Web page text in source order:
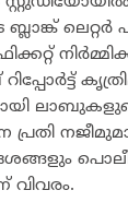
ലെറ്റർ
പ്രതി